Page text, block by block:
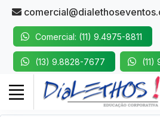
Comercial: (11) 9.4975-8811
(13) 9.8828-7677 (11)